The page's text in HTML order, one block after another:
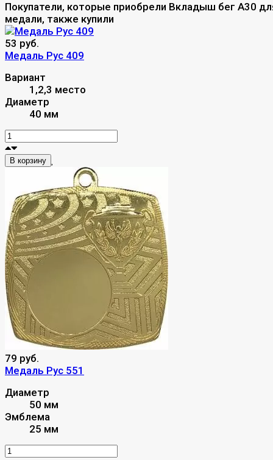
Покупатели, которые приобрели Вкладыш бег A30
медали, также купили
53 руб.
Медаль Рус 409
Вариант
1,2,3 место
Диаметр
40 мм
В корзину
79 руб.
Медаль Рус 551
Диаметр
50 мм
Эмблема
25 мм